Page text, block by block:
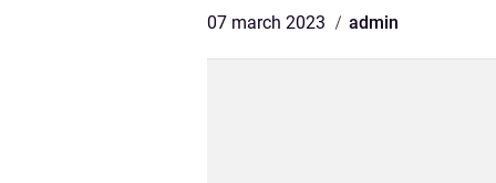
07 march 2023 admin